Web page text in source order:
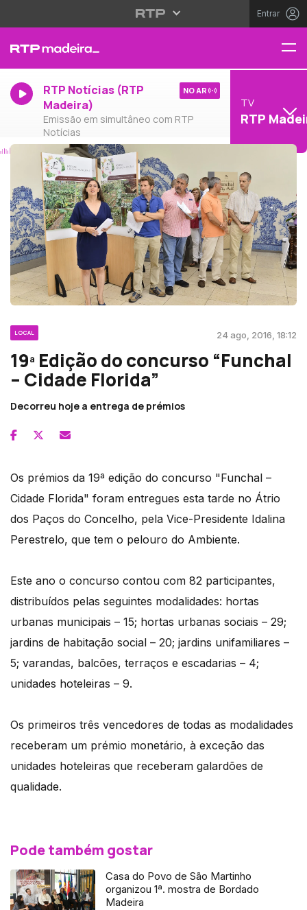
Entrar
RTP Notícias (RTP
Madeira)
Emissão em simultâneo com RTP
Notícias
NO AR
TV
RTP
LOCAL 24 ago, 2016, 18:12
19ª Edição do concurso “Funchal
– Cidade Florida”
Decorreu hoje a entrega de prémios
Os prémios da 19ª edição do concurso "Funchal –
Cidade Florida" foram entregues esta tarde no Átrio
dos Paços do Concelho, pela Vice-Presidente Idalina
Perestrelo, que tem o pelouro do Ambiente.
Este ano o concurso contou com 82 participantes,
distribuídos pelas seguintes modalidades: hortas
urbanas municipais – 15; hortas urbanas sociais – 29;
jardins de habitação social – 20; jardins unifamiliares –
5; varandas, balcões, terraços e escadarias – 4;
unidades hoteleiras – 9.
Os primeiros três vencedores de todas as modalidades
receberam um prémio monetário, à exceção das
unidades hoteleiras que receberam galardões de
qualidade.
Pode também gostar
Casa do Povo de São Martinho
organizou 1ª. mostra de Bordado
Madeira